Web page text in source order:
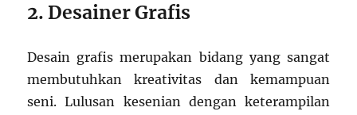
2. Desainer Grafis
Desain grafis merupakan bidang yang sangat
membutuhkan kreativitas dan kemampuan
seni. Lulusan kesenian dengan keterampilan